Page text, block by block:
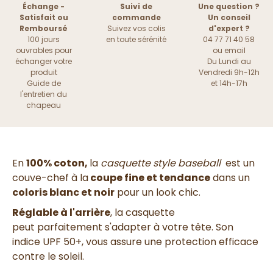
Échange -
Satisfait ou
Remboursé
100 jours
ouvrables pour
échanger votre
produit
Guide de
l'entretien du
chapeau
Suivi de
commande
Suivez vos colis
en toute sérénité
Une question ?
Un conseil
d'expert ?
04 77 71 40 58
ou email
Du Lundi au
Vendredi 9h-12h
et 14h-17h
En100% coton, la casquette style baseball est un
couve-chef à lacoupe fine et tendancedans un
coloris blanc et noir pour un look chic.
Réglable à l'arrière, la casquette
peut parfaitement s'adapter à votre tête. Son
indice UPF 50+, vous assure une protection efficace
contre le soleil.